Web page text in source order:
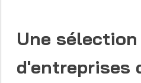
Une sélection
d'entreprises